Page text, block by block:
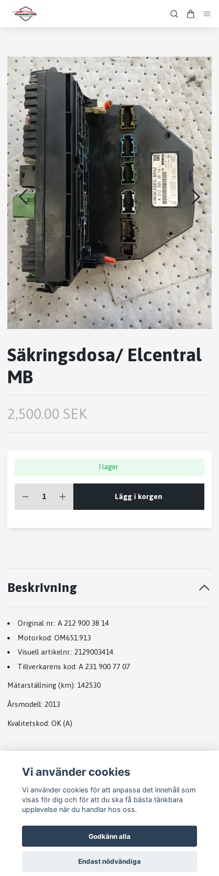
Säkringsdosa/ Elcentral
MB
2,500.00 SEK
I lager
Lägg i korgen
Beskrivning
Original nr.: A 212 900 38 14
Motorkod: OM651.913
Visuell artikelnr.: 2129003414
Tillverkarens kod: A 231 900 77 07
Mätarställning (km): 142530
Årsmodell: 2013
Kvalitetskod: OK (A)
Vi använder cookies
Vi använder cookies för att anpassa det innehåll som
visas för dig och för att du ska få bästa tänkbara
upplevelse när du handlar hos oss.
Godkänn alla
Endast nödvändiga